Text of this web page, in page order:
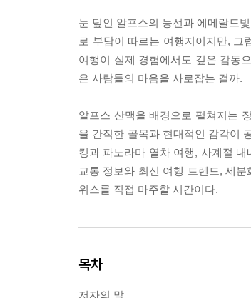
눈 덮인 알프스의 능선과 에메랄드
로 부담이 따르는 여행지이지만, 그
여행이 실제 경험에서도 깊은 감동
은 사람들의 마음을 사로잡는 걸까.
알프스 산맥을 배경으로 펼쳐지는
을 간직한 골목과 현대적인 감각이
킹과 파노라마 열차 여행, 사계절
교통 정보와 최신 여행 트렌드, 세
위스를 직접 마주할 시간이다.
목차
저자의 말